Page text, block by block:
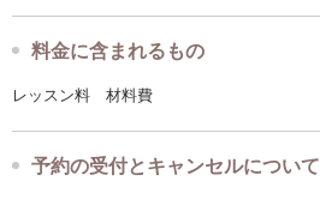
料金に含まれるもの
レッスン料 材料費
予約の受付とキャンセルについて